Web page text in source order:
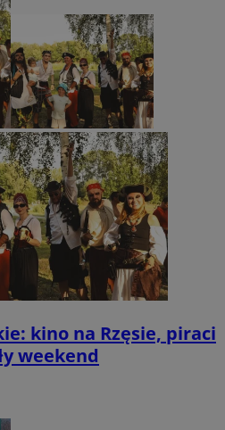
kino na Rzęsie, piraci
weekend